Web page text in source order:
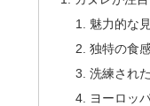
魅力的な
独特の食
洗練され
ヨーロッ